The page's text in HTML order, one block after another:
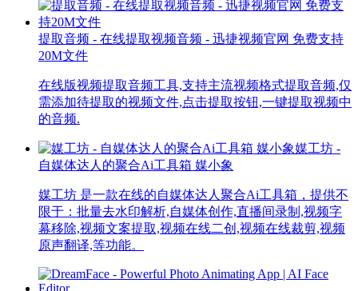
提取音频 - 在线提取视频音频 - 迅捷视频官网 免费支持
20M文件
在线版视频提取音频工具,支持主流视频格式提取音频,仅
需添加待提取的视频文件,点击提取按钮,一键提取视频中
的音频.
媒工坊 -
自媒体达人的聚合Ai工具箱 媒小象
媒工坊 是一款在线的自媒体达人聚合Ai工具箱，提供不
限于：批量去水印解析,自媒体创作,直播间录制,视频字
幕移除,视频文案提取,视频在线二创,视频在线裁剪,视频
原声翻译,等功能。